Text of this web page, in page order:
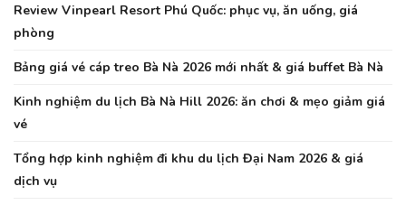
Review Vinpearl Resort Phú Quốc: phục vụ, ăn uống, giá
phòng
Bảng giá vé cáp treo Bà Nà 2026 mới nhất & giá buffet Bà Nà
Kinh nghiệm du lịch Bà Nà Hill 2026: ăn chơi & mẹo giảm giá
vé
Tổng hợp kinh nghiệm đi khu du lịch Đại Nam 2026 & giá
dịch vụ